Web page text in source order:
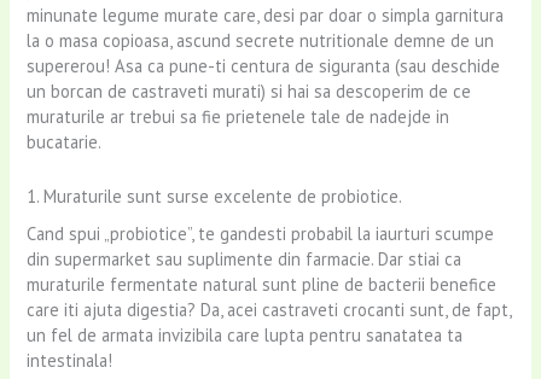
minunate legume murate care, desi par doar o simpla garnitura
la o masa copioasa, ascund secrete nutritionale demne de un
supererou! Asa ca pune-ti centura de siguranta (sau deschide
un borcan de castraveti murati) si hai sa descoperim de ce
muraturile ar trebui sa fie prietenele tale de nadejde in
bucatarie.
1. Muraturile sunt surse excelente de probiotice.
Cand spui „probiotice”, te gandesti probabil la iaurturi scumpe
din supermarket sau suplimente din farmacie. Dar stiai ca
muraturile fermentate natural sunt pline de bacterii benefice
care iti ajuta digestia? Da, acei castraveti crocanti sunt, de fapt,
un fel de armata invizibila care lupta pentru sanatatea ta
intestinala!